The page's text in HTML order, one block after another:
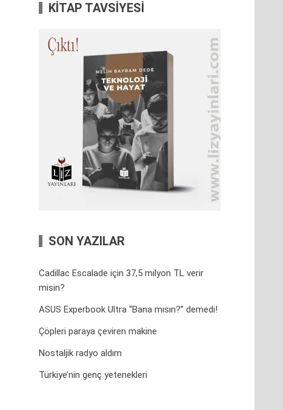
KİTAP TAVSİYESİ
SON YAZILAR
Cadillac Escalade için 37,5 milyon TL verir
misin?
ASUS Experbook Ultra “Bana mısın?” demedi!
Çöpleri paraya çeviren makine
Nostaljik radyo aldım
Türkiye’nin genç yetenekleri